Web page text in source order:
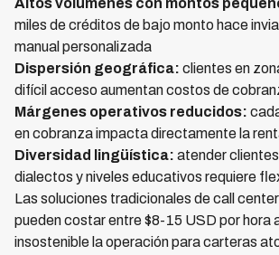
Altos volúmenes con montos
miles de créditos de bajo monto hace
manual personalizada
Dispersión geográfica: clientes en
difícil acceso aumentan costos de
Márgenes operativos reducidos:
en cobranza impacta directamente la
Diversidad lingüística: atender
dialectos y niveles educativos requiere
Las soluciones tradicionales de call
pueden costar entre $8-15 USD por hora
insostenible la operación para carteras